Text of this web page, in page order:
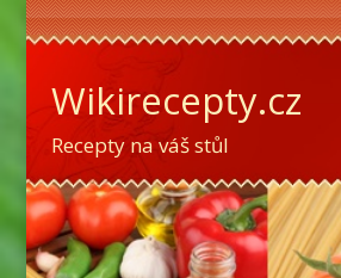
Wikirecepty.cz
Recepty na váš stůl